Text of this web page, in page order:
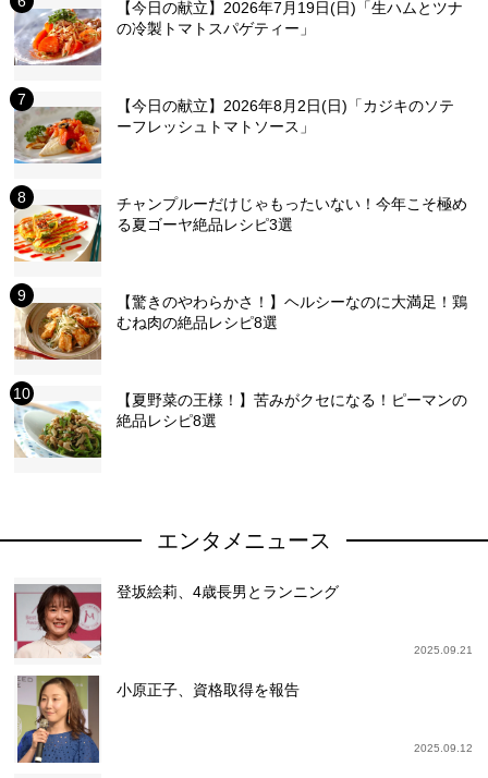
【今日の献立】2026年7月19日(日)「生ハムとツナ
の冷製トマトスパゲティー」
【今日の献立】2026年8月2日(日)「カジキのソテ
ーフレッシュトマトソース」
チャンプルーだけじゃもったいない！今年こそ極め
る夏ゴーヤ絶品レシピ3選
【驚きのやわらかさ！】ヘルシーなのに大満足！鶏
むね肉の絶品レシピ8選
【夏野菜の王様！】苦みがクセになる！ピーマンの
絶品レシピ8選
エンタメニュース
登坂絵莉、4歳長男とランニング
2025.09.21
小原正子、資格取得を報告
2025.09.12